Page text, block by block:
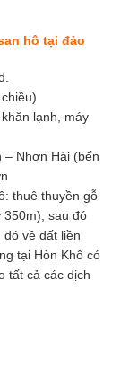
hô tại đảo
lạnh, máy
– Nhơn Hải (bến
thuê thuyền gỗ
350m), sau đó
về đất liền
tại Hòn Khô có
tất cả các dịch